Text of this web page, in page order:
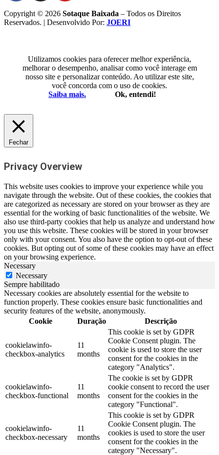
Copyright © 2026 Sotaque Baixada – Todos os Direitos
Reservados. | Desenvolvido Por: JOERI
Utilizamos cookies para oferecer melhor experiência,
melhorar o desempenho, analisar como você interage em
nosso site e personalizar conteúdo. Ao utilizar este site,
você concorda com o uso de cookies.
Saiba mais.
Ok, entendi!
Fechar
Privacy Overview
This website uses cookies to improve your experience while you
navigate through the website. Out of these cookies, the cookies that
are categorized as necessary are stored on your browser as they are
essential for the working of basic functionalities of the website. We
also use third-party cookies that help us analyze and understand how
you use this website. These cookies will be stored in your browser
only with your consent. You also have the option to opt-out of these
cookies. But opting out of some of these cookies may have an effect
on your browsing experience.
Necessary
Necessary
Sempre habilitado
Necessary cookies are absolutely essential for the website to
function properly. These cookies ensure basic functionalities and
security features of the website, anonymously.
Cookie
Duração Descrição
cookielawinfo-
checkbox-analytics
11
months
This cookie is set by GDPR
Cookie Consent plugin. The
cookie is used to store the user
consent for the cookies in the
category "Analytics".
cookielawinfo-
checkbox-functional
11
months
The cookie is set by GDPR
cookie consent to record the user
consent for the cookies in the
category "Functional".
cookielawinfo-
checkbox-necessary
11
months
This cookie is set by GDPR
Cookie Consent plugin. The
cookies is used to store the user
consent for the cookies in the
category "Necessary".